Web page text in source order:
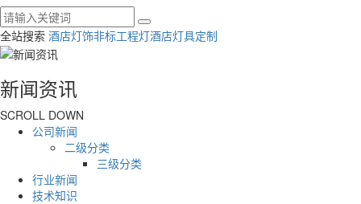
全站搜索 酒店灯饰非标工程灯酒店灯具定制
新闻资讯
SCROLL DOWN
公司新闻
二级分类
三级分类
行业新闻
技术知识